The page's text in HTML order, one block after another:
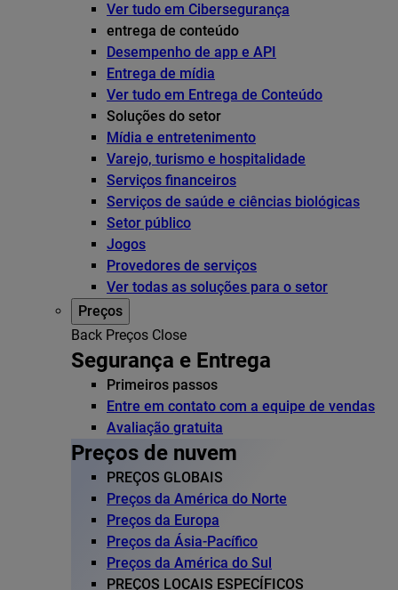
Ver tudo em Cibersegurança
entrega de conteúdo
Desempenho de app e API
Entrega de mídia
Ver tudo em Entrega de Conteúdo
Soluções do setor
Mídia e entretenimento
Varejo, turismo e hospitalidade
Serviços financeiros
Serviços de saúde e ciências biológicas
Setor público
Jogos
Provedores de serviços
Ver todas as soluções para o setor
Preços
Back Preços Close
Segurança e Entrega
Primeiros passos
Entre em contato com a equipe de vendas
Avaliação gratuita
Preços de nuvem
PREÇOS GLOBAIS
Preços da América do Norte
Preços da Europa
Preços da Ásia-Pacífico
Preços da América do Sul
PREÇOS LOCAIS ESPECÍFICOS